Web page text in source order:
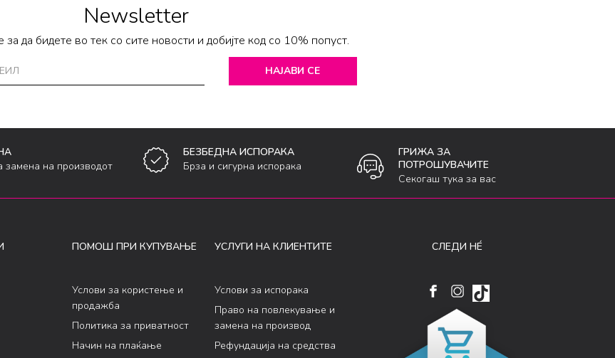
Newsletter
за да бидете во тек со сите новости и добијте код со 10% попуст.
НАЈАВИ СЕ
на производот
БЕЗБЕДНА ИСПОРАКА
Брза и сигурна испорака
ГРИЖА ЗА
ПОТРОШУВАЧИТЕ
Секогаш тука за вас
ПОМОШ ПРИ КУПУВАЊЕ
Услови за користење и
продажба
Политика за приватност
Начин на плаќање
УСЛУГИ НА КЛИЕНТИТЕ
Услови за испорака
Право на повлекување и
замена на производ
Рефундација на средства
СЛЕДИ НÉ